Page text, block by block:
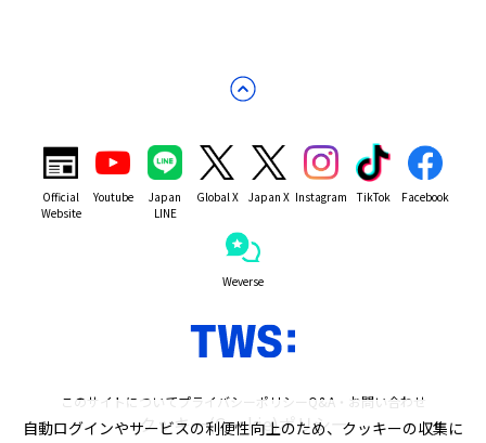
Official
Website
Youtube
Japan
LINE
Global X Japan X Instagram TikTok Facebook
Weverse
このサイトについてプライバシーポリシーQ&A・お問い合わせ
クッキー(Cookie)ポリシー
自動ログインやサービスの利便性向上のため、クッキーの収集に